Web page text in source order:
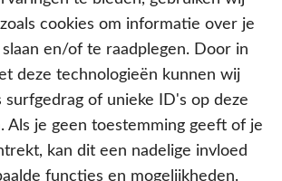
cookies om informatie over je
en/of te raadplegen. Door in
deze technologieën kunnen wij
surfgedrag of unieke ID's op deze
Als je geen toestemming geeft of je
kan dit een nadelige invloed
functies en mogelijkheden.